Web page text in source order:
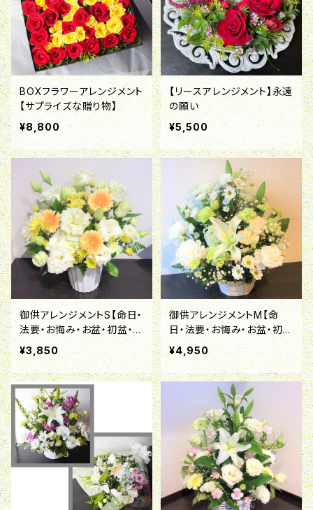
BOXフラワーアレンジメント
【サプライズな贈り物】
¥8,800
【リースアレンジメント】永遠
の願い
¥5,500
御供アレンジメントS【命日・
法要・お悔み・お盆・初盆・お
彼岸・喪中はがきが届いた
ら】
¥3,850
御供アレンジメントM【命
日・法要・お悔み・お盆・初
盆・お彼岸・喪中はがきが届
いたら】
¥4,950